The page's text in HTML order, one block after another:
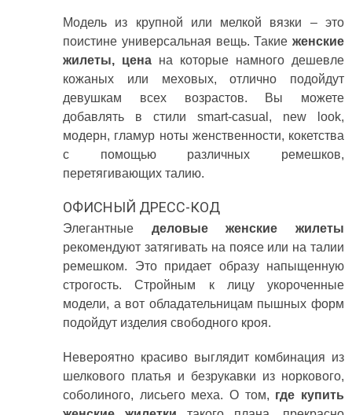
Модель из крупной или мелкой вязки – это
поистине универсальная вещь. Такие женские
жилеты, цена на которые намного дешевле
кожаных или меховых, отлично подойдут
девушкам всех возрастов. Вы можете
добавлять в стили smart-casual, new look,
модерн, гламур ноты женственности, кокетства
с помощью различных ремешков,
перетягивающих талию.
ОФИСНЫЙ ДРЕСС-КОД
Элегантные деловые женские жилеты
рекомендуют затягивать на поясе или на талии
ремешком. Это придает образу напыщенную
строгость. Стройным к лицу укороченные
модели, а вот обладательницам пышных форм
подойдут изделия свободного кроя.
Невероятно красиво выглядит комбинация из
шелкового платья и безрукавки из норкового,
соболиного, лисьего меха. О том, где купить